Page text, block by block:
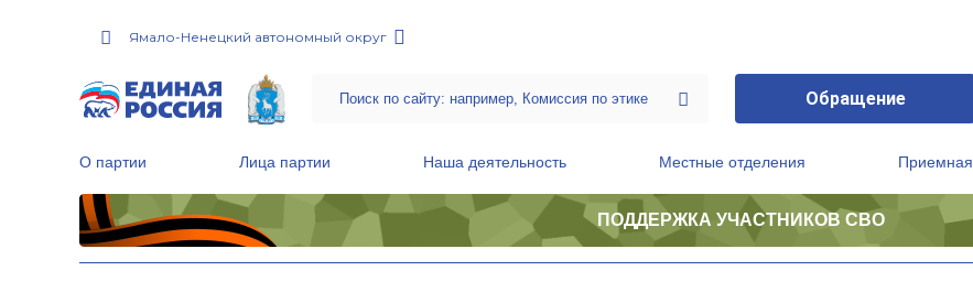
Ямало-Ненецкий автономный округ
Обращение
О партии Лица партии Наша деятельность Местные отделения Приемная
ПОДДЕРЖКА УЧАСТНИКОВ СВО